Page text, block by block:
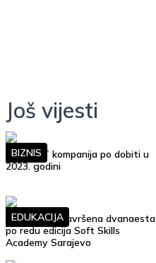
Još vijesti
Top 10 IT kompanija po dobiti u
2023. godini
BIZNIS
Uspješno je završena dvanaesta
po redu edicija Soft Skills
Academy Sarajevo
EDUKACIJA